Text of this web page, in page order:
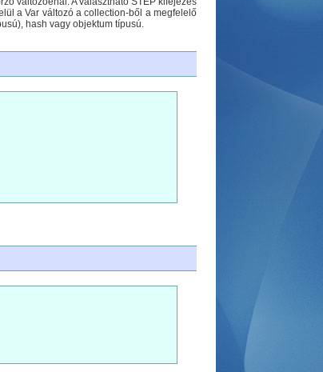
a Var változó a collection-ből a megfelelő
hash vagy objektum típusú.